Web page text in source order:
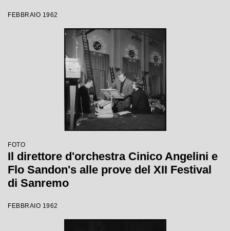
FEBBRAIO 1962
FOTO
Il direttore d'orchestra Cinico Angelini e
Flo Sandon's alle prove del XII Festival
di Sanremo
FEBBRAIO 1962